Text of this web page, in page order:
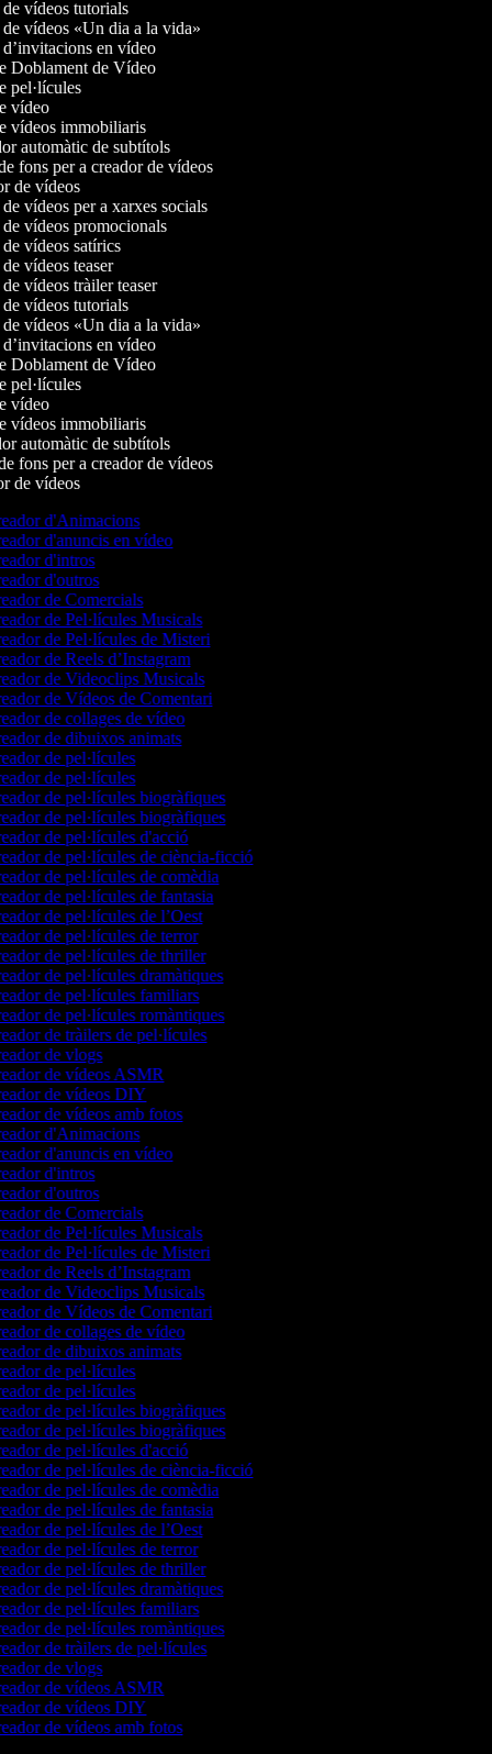
vídeos tutorials
vídeos «Un dia a la vida»
en vídeo
Doblament de Vídeo
pel·lícules
vídeo
vídeos immobiliaris
automàtic de subtítols
fons per a creador de vídeos
de vídeos
vídeos per a xarxes socials
vídeos promocionals
vídeos satírics
vídeos teaser
vídeos tràiler teaser
vídeos tutorials
vídeos «Un dia a la vida»
en vídeo
Doblament de Vídeo
pel·lícules
vídeo
vídeos immobiliaris
automàtic de subtítols
fons per a creador de vídeos
de vídeos
d'Animacions
d'anuncis en vídeo
d'intros
d'outros
de Comercials
de Pel·lícules Musicals
de Pel·lícules de Misteri
de Reels d’Instagram
de Videoclips Musicals
de Vídeos de Comentari
de collages de vídeo
de dibuixos animats
de pel·lícules
de pel·lícules
de pel·lícules biogràfiques
de pel·lícules biogràfiques
de pel·lícules d'acció
de pel·lícules de ciència-ficció
de pel·lícules de comèdia
de pel·lícules de fantasia
de pel·lícules de l’Oest
de pel·lícules de terror
de pel·lícules de thriller
de pel·lícules dramàtiques
de pel·lícules familiars
de pel·lícules romàntiques
de tràilers de pel·lícules
de vlogs
de vídeos ASMR
de vídeos DIY
de vídeos amb fotos
d'Animacions
d'anuncis en vídeo
d'intros
d'outros
de Comercials
de Pel·lícules Musicals
de Pel·lícules de Misteri
de Reels d’Instagram
de Videoclips Musicals
de Vídeos de Comentari
de collages de vídeo
de dibuixos animats
de pel·lícules
de pel·lícules
de pel·lícules biogràfiques
de pel·lícules biogràfiques
de pel·lícules d'acció
de pel·lícules de ciència-ficció
de pel·lícules de comèdia
de pel·lícules de fantasia
de pel·lícules de l’Oest
de pel·lícules de terror
de pel·lícules de thriller
de pel·lícules dramàtiques
de pel·lícules familiars
de pel·lícules romàntiques
de tràilers de pel·lícules
de vlogs
de vídeos ASMR
de vídeos DIY
de vídeos amb fotos